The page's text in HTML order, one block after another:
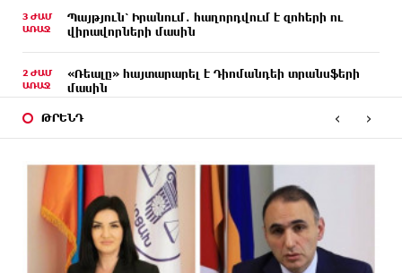
3 ԺԱՄ
ԱՌԱՋ
Պայթյուն՝ Իրանում․ հաղորդվում է զոհերի ու
վիրավորների մասին
2 ԺԱՄ
ԱՌԱՋ
«Ռեալը» հայտարարել է Դիոմանդեի տրանսֆերի
մասին
ԱՌԱՋ
2 ԺԱՄ
ԱՌԱՋ
Մասկը մերժել է Կիևի խնդրանքը՝ օգտագործել
Starlink-ը Ռուսաստանի դեմ հարվшծները
կառավարելու համար
Երևանում և մարզերում էլեկտրաէներգիայի
ԹՐԵՆԴ ‹ ›